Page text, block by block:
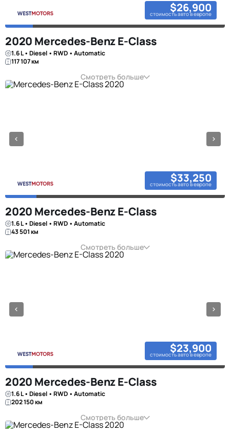
$26,900
стоимость авто в европе
2020 Mercedes-Benz E-Class
1.6 L • Diesel • RWD • Automatic
117 107 км
Смотреть больше
$33,250
стоимость авто в европе
2020 Mercedes-Benz E-Class
1.6 L • Diesel • RWD • Automatic
43 501 км
Смотреть больше
$23,900
стоимость авто в европе
2020 Mercedes-Benz E-Class
1.6 L • Diesel • RWD • Automatic
202 150 км
Смотреть больше